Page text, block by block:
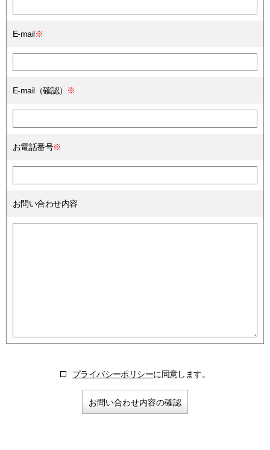
E-mail※
E-mail（確認） ※
お電話番号※
お問い合わせ内容
プライバシーポリシーに同意します。